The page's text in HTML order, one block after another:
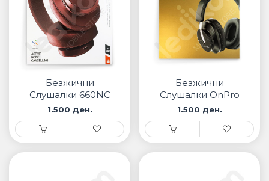
Безжични
Слушалки 660NC
1.500 ден.
Безжични
Слушалки OnPro
1.500 ден.